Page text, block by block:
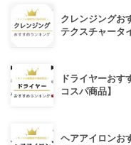
クレンジングお
テクスチャータ
ドライヤーおす
コスパ商品】
ヘアアイロンお